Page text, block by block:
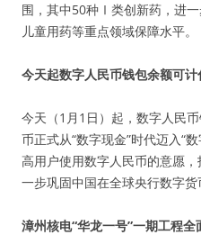
围，其中50种Ⅰ类创新药，进一
儿童用药等重点领域保障水平。
今天起数字人民币钱包余额可计
今天（1月1日）起，数字人民
币正式从“数字现金”时代迈入“
高用户使用数字人民币的意愿
一步巩固中国在全球央行数字货
漳州核电“华龙一号”一期工程全